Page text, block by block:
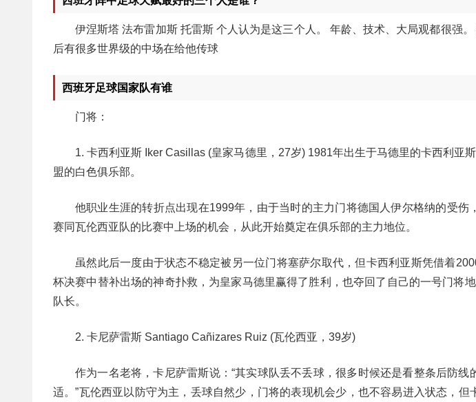
伊涅斯塔 法布雷加斯 托雷斯 个人认为是这三个人。 年龄、技术、大局观都很强
后有很多世界级的中场在给他传球
西班牙足球国家队有谁
门将：
1. 卡西利亚斯 Iker Casillas (皇家马德里，27岁) 1981年出生于马德里的卡西利亚
盟的白色俱乐部。
他职业生涯的转折点出现在1999年，由于当时的主力门将德国人伊尔格纳的受伤
赛同瓦伦西亚队的比赛中上场的机会，从此开始奠定在俱乐部的主力地位。
虽然此后一度由于状态不稳定被另一位门将塞萨尔取代，但卡西利亚斯凭借着
杯决赛中替补出场的神奇扑救，为皇家马德里赢得了胜利，也夺回了自己的一号门将
队长。
2. 卡尼萨雷斯 Santiago Cañizares Ruiz (瓦伦西亚，39岁)
作为一名老将，卡尼萨雷斯说：“其实球队丢不丢球，很多时候还是看整条后防
适。”瓦伦西亚以防守为主，丢球自然少，门将的表现机会少，也不容易进入状态，